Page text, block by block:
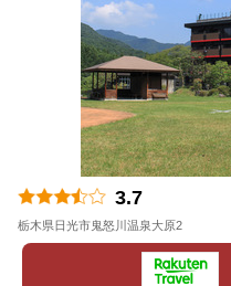
3.7
栃木県日光市鬼怒川温泉大原2